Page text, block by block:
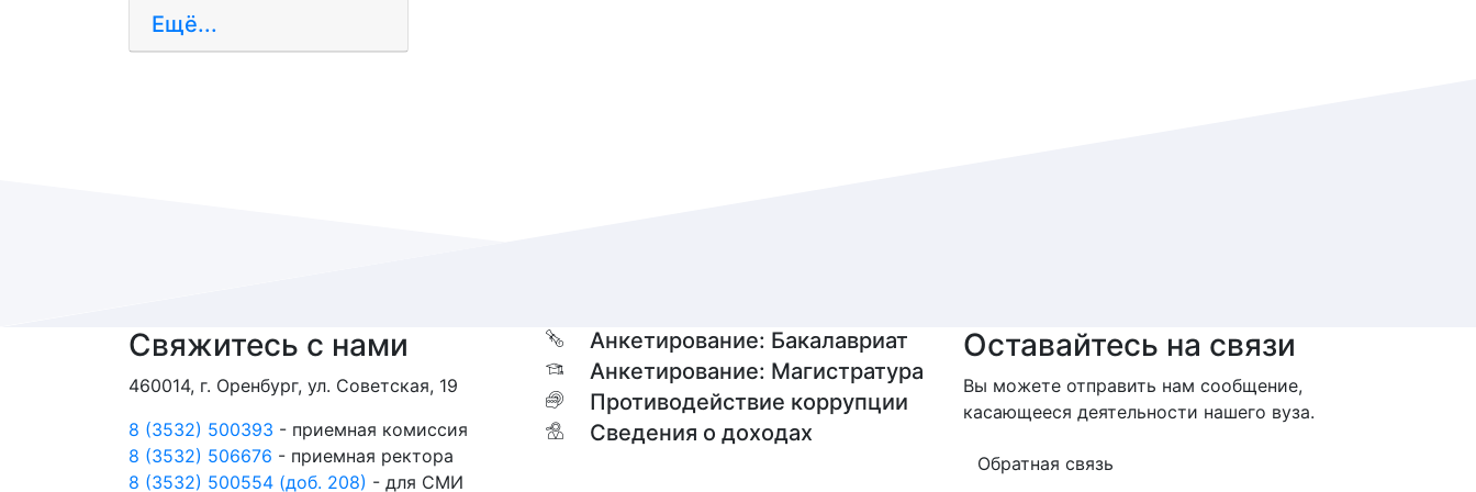
Ещё...
Свяжитесь с нами
460014, г. Оренбург, ул. Советская, 19
8 (3532) 500393 - приемная комиссия
8 (3532) 506676 - приемная ректора
8 (3532) 500554 (доб. 208) - для СМИ
Анкетирование: Бакалавриат
Анкетирование: Магистратура
Противодействие коррупции
Сведения о доходах
Оставайтесь на связи
Вы можете отправить нам сообщение,
касающееся деятельности нашего вуза.
Обратная связь